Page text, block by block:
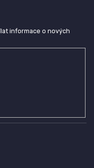
informace o nových